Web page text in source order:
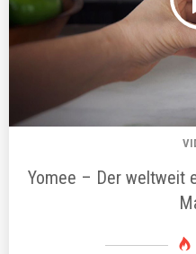
Yomee – Der weltweit